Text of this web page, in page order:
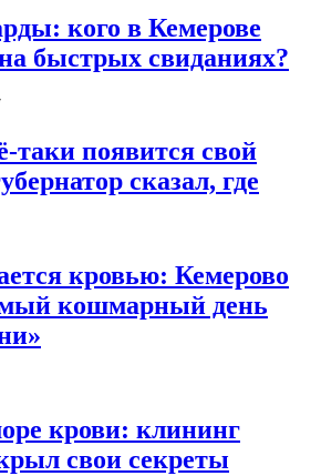
кого в Кемерове
быстрых свиданиях?
таки появится свой
сказал, где
кровью: Кемерово
кошмарный день
крови: клининг
свои секреты